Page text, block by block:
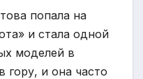
попала на
и стала одной
моделей в
гору, и она часто